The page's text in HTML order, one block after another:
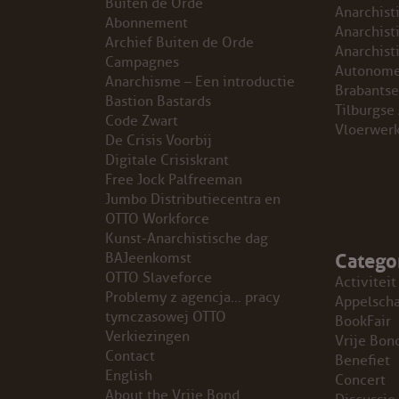
ANARCHISTISCHE GROEP A’DAM
ANARCHISTISCH COLLECTIEF ANTWERPEN
ANARCHISTISCH COLLECTIEF BRUGGE
VB AMSTERDAM
VRIJ COLLECTIEF KORTRIJK
LEUVENSE ANARCHISTISCHE GROEP
VB UTRECHT
Buiten de Orde
Abonnement
Archief Buiten de Orde
Campagnes
Anarchisme – Een introductie
Bastion Bastards
Code Zwart
De Crisis Voorbij
Digitale Crisiskrant
Free Jock Palfreeman
Jumbo Distributiecentra en
OTTO Workforce
Kunst-Anarchistische dag
BAJeenkomst
OTTO Slaveforce
Problemy z agencja… pracy
tymczasowej OTTO
Verkiezingen
Contact
English
Tilburgse
Activiteit
Appelscha
BookFair
Vrije
Benefiet
Concert